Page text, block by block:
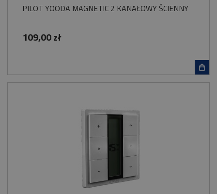
PILOT YOODA MAGNETIC 2 KANAŁOWY ŚCIENNY
109,00 zł